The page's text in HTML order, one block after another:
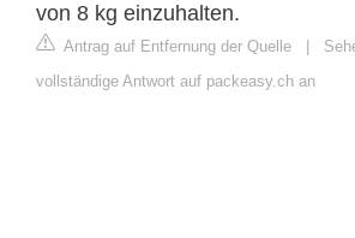
von 8 kg einzuhalten.
Antrag auf Entfernung der Quelle
vollständige Antwort auf packeasy.ch an